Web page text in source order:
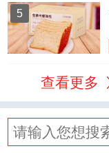
5
查看更多